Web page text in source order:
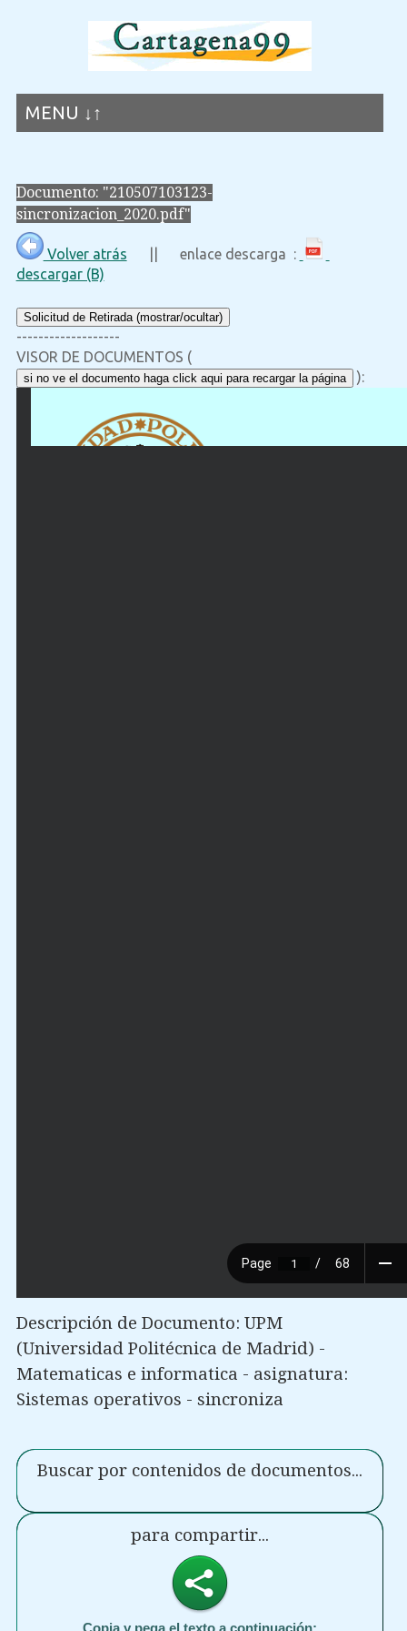
MENU ↓↑
Documento: "210507103123-
sincronizacion_2020.pdf"
Volver atrás || enlace descarga :
descargar (B)
Solicitud de Retirada (mostrar/ocultar)
-------------------
VISOR DE DOCUMENTOS (
si no ve el documento haga click aqui para recargar la página ):
Descripción de Documento: UPM
(Universidad Politécnica de Madrid) -
Matematicas e informatica - asignatura:
Sistemas operativos - sincroniza
Buscar por contenidos de documentos...
para compartir...